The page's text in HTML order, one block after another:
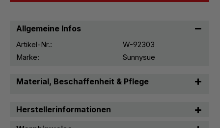
Allgemeine Infos
Artikel-Nr.:
W-92303
Marke:
Sunnysue
Material, Beschaffenheit & Pflege
Herstellerinformationen